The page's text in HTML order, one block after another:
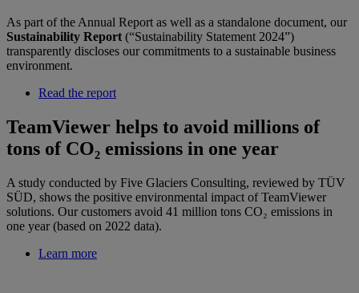
As part of the Annual Report as well as a standalone document, our
Sustainability Report (“Sustainability Statement 2024”)
transparently discloses our commitments to a sustainable business
environment.
Read the report
TeamViewer helps to avoid millions of
tons of CO₂ emissions in one year
A study conducted by Five Glaciers Consulting, reviewed by TÜV
SÜD, shows the positive environmental impact of TeamViewer
solutions. Our customers avoid 41 million tons CO₂ emissions in
one year (based on 2022 data).
Learn more